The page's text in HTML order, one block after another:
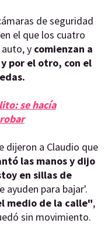
de seguridad
el que los cuatro
y comienzan a
por el otro, con el
se hacía
dijeron a Claudio que
las manos y dijo
en sillas de
ayuden para bajar'.
medio de la calle",
sin movimiento.